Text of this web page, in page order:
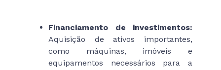
Financiamento de investimentos:
Aquisição de ativos importantes,
como máquinas, imóveis e
equipamentos necessários para a